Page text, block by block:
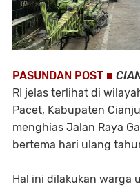
PASUNDAN POST ■
RI jelas terlihat di
Pacet, Kabupaten
menghias Jalan Raya
bertema hari ulang
Hal ini dilakukan warga